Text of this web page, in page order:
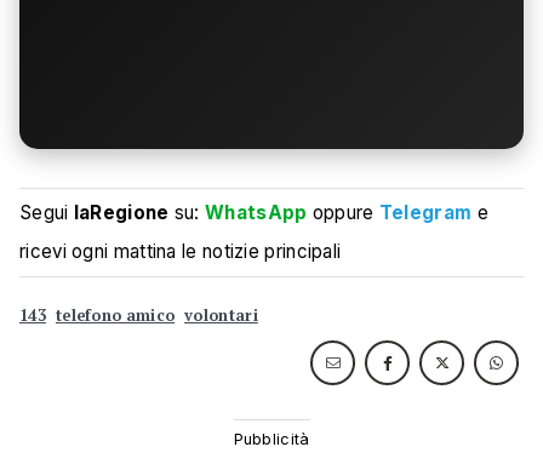
Segui laRegione su:WhatsApp oppure Telegram e
ricevi ogni mattina le notizie principali
143 telefono amico volontari